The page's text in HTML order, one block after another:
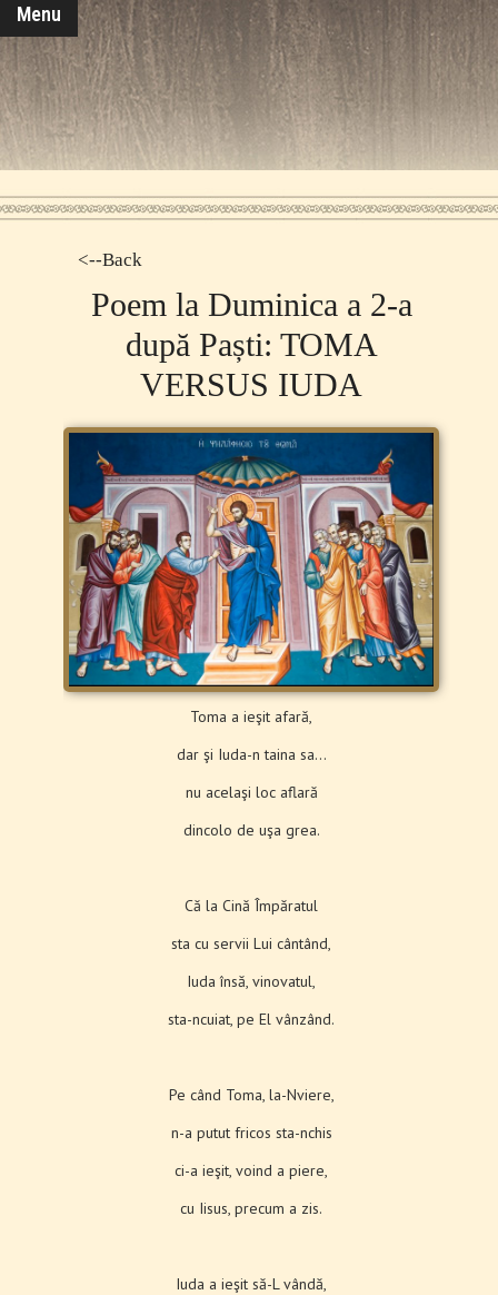
Menu
<--Back
Poem la Duminica a 2-a
după Paști: TOMA
VERSUS IUDA
Toma a ieşit afară,
dar şi Iuda-n taina sa…
nu acelaşi loc aflară
dincolo de uşa grea.
Că la Cină Împăratul
sta cu servii Lui cântând,
Iuda însă, vinovatul,
sta-ncuiat, pe El vânzând.
Pe când Toma, la-Nviere,
n-a putut fricos sta-nchis
ci-a ieşit, voind a piere,
cu Iisus, precum a zis.
Iuda a ieşit să-L vândă,